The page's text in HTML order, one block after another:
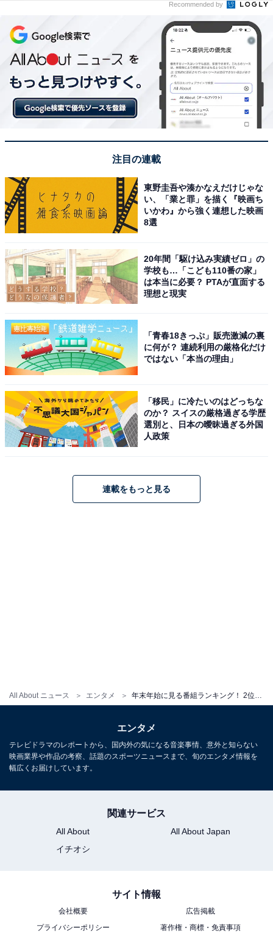
All About ニュース エンタメ
大みそかの定番企画「笑ってはいけないシリーズ」です
が、2021年の年末は休止が発表されました。2021年大み
そかの『ガキ使』ではどんな企画が放送されるのか、今
から楽しみですね。お笑い界のレジェンドとなってもな
お、自ら体を張って笑いを提供してくれるダウンタウン
の姿に、また1年日本を笑わせてくれたと感謝する人は
多いようです。回答者からは熱いコメントが目立ちまし
「本当に面白くて笑顔になれます（18歳男性）」「今年
最後の大笑いで年を越せるので絶対見ます。無くなった
ら大晦日がシーンとしてしまいますよ。絶対に存続希望
馬鹿しく面白いバラエティーを提供してくれているので
本当に面白く観られる（44歳男性）」「毎年これを見る
ために一年間頑張っていたようなものだった。それぐら
いけない、ではなく笑ってもいい状態でのお届けとなる
みたいだが、どのような内容か今から楽しみ（22歳男
性）」「予定をわざわざ開けるほど毎年楽しみにしてい
る。この番組のために一年頑張ってると言っても過言で
はないほど（20歳女性）」「楽しく笑って年越し、お正
月を過ごしたい（42歳女性）」「ここ10年以上、年越し
はガキ使です！ 出来るところまで頑張ってほしい！（45
歳男性）」などのコメントが見られました。
1位：『NHK紅白歌合戦』（NHK総合）
Recommended by
注目の連載
東野圭吾や湊かなえだけじゃな
い、「業と罪」を描く『映画ち
いかわ』から強く連想した映画
8選
20年間「駆け込み実績ゼロ」の
学校も…「こども110番の家」
は本当に必要？ PTAが直面する
理想と現実
「青春18きっぷ」販売激減の裏
に何が？ 連続利用の厳格化だけ
ではない「本当の理由」
「移民」に冷たいのはどっちな
のか？ スイスの厳格過ぎる学歴
選別と、日本の曖昧過ぎる外国
人政策
連載をもっと見る
エンタメ
テレビドラマのレポートから、国内外の気になる音楽事情、意外と知らない
映画業界や作品の考察、話題のスポーツニュースまで、旬のエンタメ情報を
幅広くお届けしています。
関連サービス
All About
All About Japan
イチオシ
サイト情報
会社概要
広告掲載
プライバシーポリシー
著作権・商標・免責事項